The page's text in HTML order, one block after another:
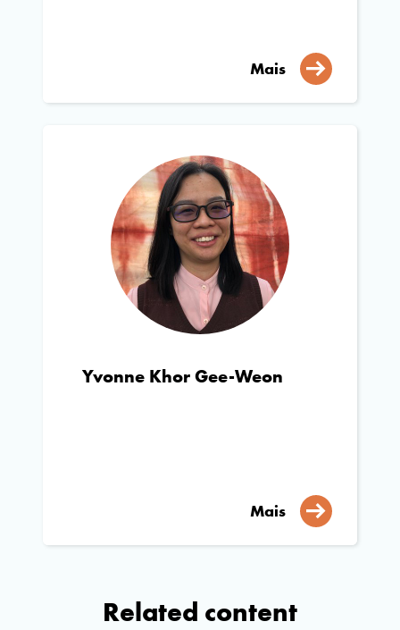
Mais
Yvonne Khor Gee-Weon
Mais
Related content